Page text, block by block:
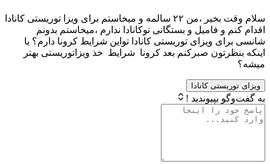
سلام وقت بخیر ،من ۲۲ سالمه و میخاستم برای ویزا توریستی کانادا
اقدام کنم و فامیل و بستگانی توکانادا ندارم ،میخاستم بدونم
شانسی برای ویزای توریستی کانادا تواین شرایط کرونا دارم؟ یا
اینکه بنظرتون صبرکنم بعد کرونا شرایط خذ ویزاتوریستی بهتر
میشه؟
ویزای توریستی کانادا
به گفت‌وگو بپیوندید !